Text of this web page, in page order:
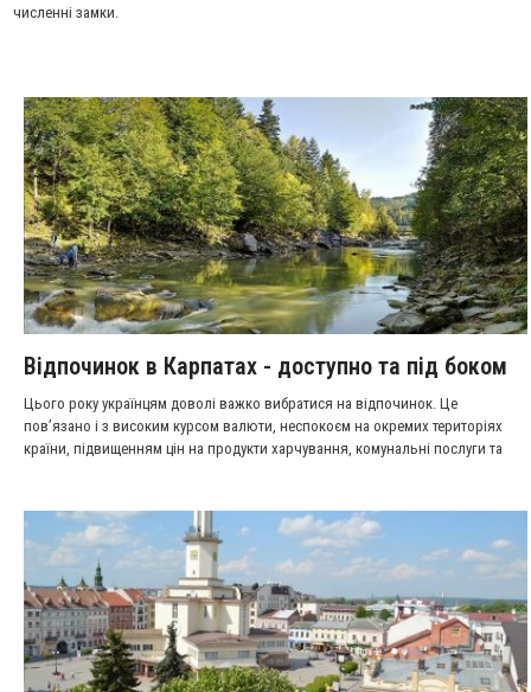
численні замки.
Відпочинок в Карпатах - доступно та під боком
Цього року українцям доволі важко вибратися на відпочинок. Це
пов’язано і з високим курсом валюти, неспокоєм на окремих територіях
країни, підвищенням цін на продукти харчування, комунальні послуги та